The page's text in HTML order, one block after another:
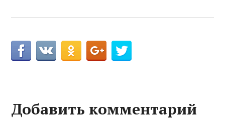
Добавить комментарий